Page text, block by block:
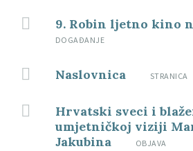
9. Robin ljetno kino
DOGAĐANJE
Naslovnica STRANICA
Hrvatski sveci i
umjetničkoj viziji
Jakubina
OBJAVA